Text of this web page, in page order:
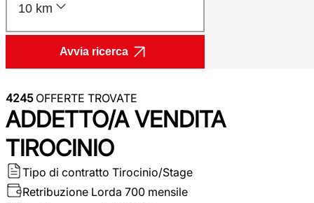
10 km
Avvia ricerca
4245OFFERTE TROVATE
ADDETTO/A VENDITA
TIROCINIO
Tipo di contratto Tirocinio/Stage
Retribuzione Lorda 700 mensile